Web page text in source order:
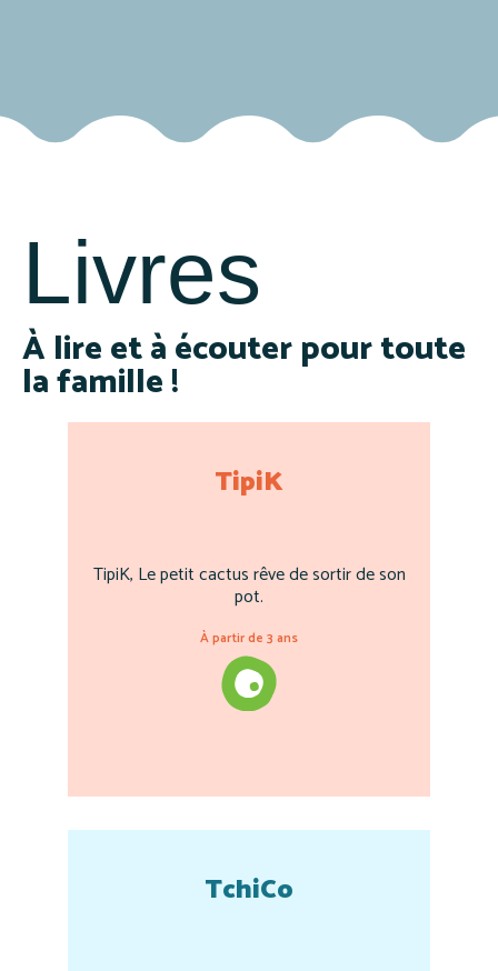
Livres
À lire et à écouter pour toute
la famille !
TipiK
TipiK, Le petit cactus rêve de sortir de son
pot.
À partir de 3 ans
TchiCo